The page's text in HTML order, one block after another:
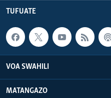
TUFUATE
VOA SWAHILI
MATANGAZO